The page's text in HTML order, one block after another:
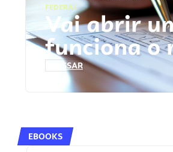
FEDERAL
Vai abrir
funciona o
ACESSAR
EBOOKS